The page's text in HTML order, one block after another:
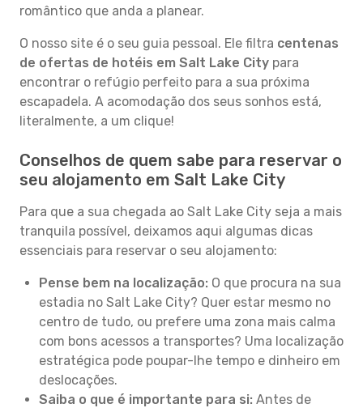
romântico que anda a planear.
O nosso site é o seu guia pessoal. Ele filtra centenas
de ofertas de hotéis em Salt Lake City para
encontrar o refúgio perfeito para a sua próxima
escapadela. A acomodação dos seus sonhos está,
literalmente, a um clique!
Conselhos de quem sabe para reservar o
seu alojamento em Salt Lake City
Para que a sua chegada ao Salt Lake City seja a mais
tranquila possível, deixamos aqui algumas dicas
essenciais para reservar o seu alojamento:
Pense bem na localização: O que procura na sua
estadia no Salt Lake City? Quer estar mesmo no
centro de tudo, ou prefere uma zona mais calma
com bons acessos a transportes? Uma localização
estratégica pode poupar-lhe tempo e dinheiro em
deslocações.
Saiba o que é importante para si: Antes de